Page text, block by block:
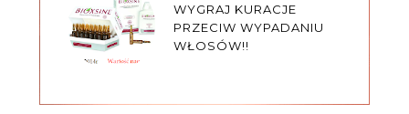
WYGRAJ KURACJE
PRZECIW WYPADANIU
WŁOSÓW!!